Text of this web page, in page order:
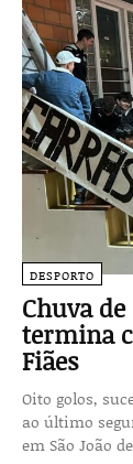
DESPORTO
Chuva
termina
Fiães
Oito golos,
ao último